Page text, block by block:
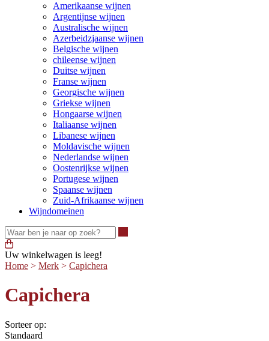
Amerikaanse wijnen
Argentijnse wijnen
Australische wijnen
Azerbeidzjaanse wijnen
Belgische wijnen
chileense wijnen
Duitse wijnen
Franse wijnen
Georgische wijnen
Griekse wijnen
Hongaarse wijnen
Italiaanse wijnen
Libanese wijnen
Moldavische wijnen
Nederlandse wijnen
Oostenrijkse wijnen
Portugese wijnen
Spaanse wijnen
Zuid-Afrikaanse wijnen
Wijndomeinen
Uw winkelwagen is leeg!
Home > Merk > Capichera
Capichera
Sorteer op:
Standaard